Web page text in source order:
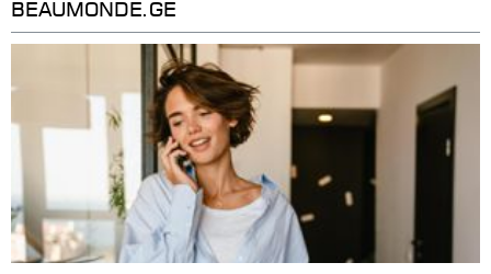
სივრცეში დრონი აფეთქდა" -
ბულგარეთის პრემიერ-მინისტრი
კატეგორიის ყველა სიახლე
BEAUMONDE.GE